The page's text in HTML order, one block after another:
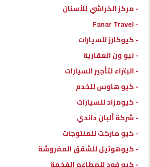
الدليل
القطري
POWERED
QHOST
- مركز الخراشي للأسنان
- Fanar Travel
- كيوكارز للسيارات
- نيو ون العقارية
- البتراء لتأجير السيارات
- كيو هاوس للخدم
- كيومزاد للسيارات
- شركة ألبان داندي
- كيو ماركت للمنتوجات
- كيوهوتيل للشقق المفروشة
- كيو فود للمطاعم الفخمة